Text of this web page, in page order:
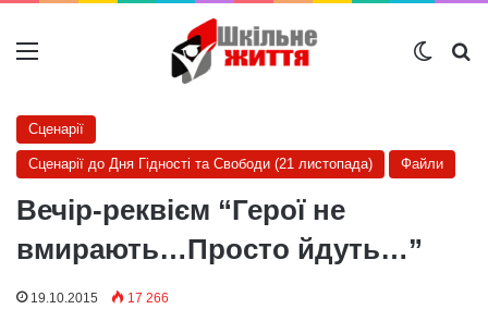
Меню
Сценарії
Сценарії до Дня Гідності та Свободи (21 листопада) Файли
Вечір-реквієм “Герої не
вмирають…Просто йдуть…”
19.10.2015 17 266